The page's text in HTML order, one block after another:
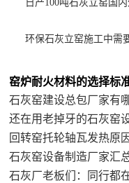
日产100吨石灰立窑国内
环保石灰立窑施工中需
窑炉耐火材料的选择标
石灰窑建设总包厂家有
还在用老掉牙的石灰窑
回转窑托轮轴瓦发热原
石灰窑设备制造厂家汇
石灰厂老板们：同行都